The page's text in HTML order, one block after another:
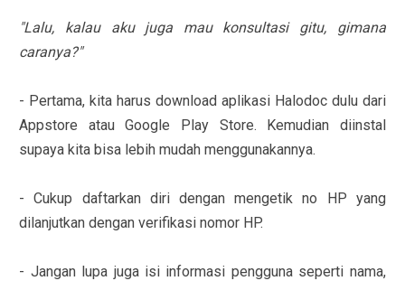
"Lalu, kalau aku juga mau konsultasi gitu, gimana
caranya?"
- Pertama, kita harus download aplikasi Halodoc dulu dari
Appstore atau Google Play Store. Kemudian diinstal
supaya kita bisa lebih mudah menggunakannya.
- Cukup daftarkan diri dengan mengetik no HP yang
dilanjutkan dengan verifikasi nomor HP.
- Jangan lupa juga isi informasi pengguna seperti nama,